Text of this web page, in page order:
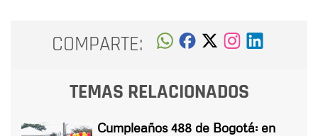
COMPARTE:
TEMAS RELACIONADOS
Cumpleaños 488 de Bogotá: en